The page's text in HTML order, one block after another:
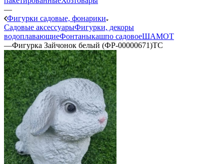
—
Фигурки садовые, фонарики
Садовые аксессуарыФигурки, декоры
водоплавающиеФонтаныкашпо садовоеШАМОТ
—Фигурка Зайчонок белый (ФР-00000671)ТС